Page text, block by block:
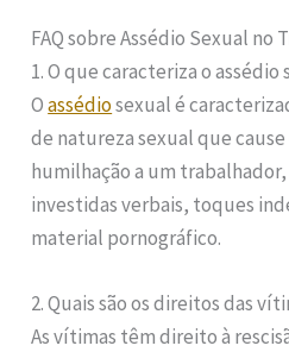
FAQ sobre Assédio Sexual no
1. O que caracteriza o
Oassédiosexual é
de natureza sexual que
humilhação a um
investidas verbais, toques
material pornográfico.
2. Quais são os direitos das
As vítimas têm direito à